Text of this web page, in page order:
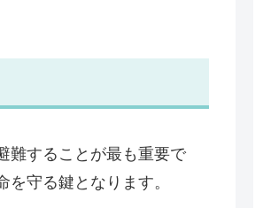
難することが最も重要で
守る鍵となります。